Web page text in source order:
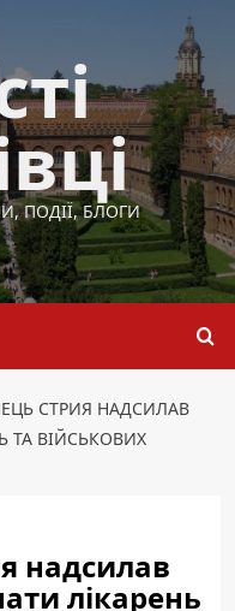
ПОДІЇ, БЛОГИ
СТРИЯ НАДСИЛАВ
ТА ВІЙСЬКОВИХ
надсилав
лікарень